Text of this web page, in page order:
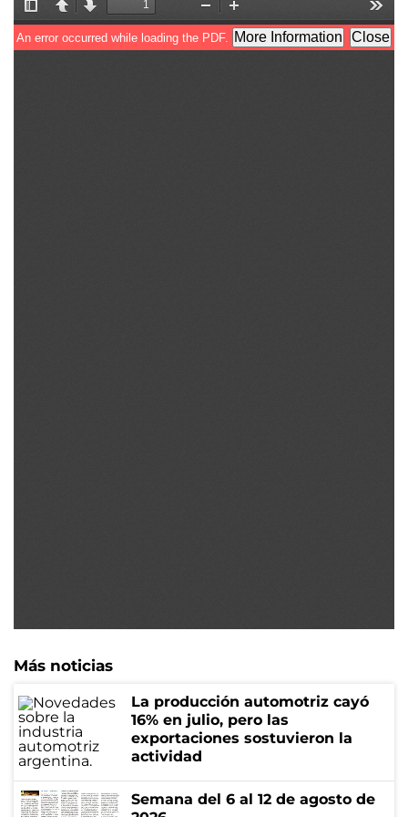
Más noticias
La producción automotriz cayó
16% en julio, pero las
exportaciones sostuvieron la
actividad
Semana del 6 al 12 de agosto de